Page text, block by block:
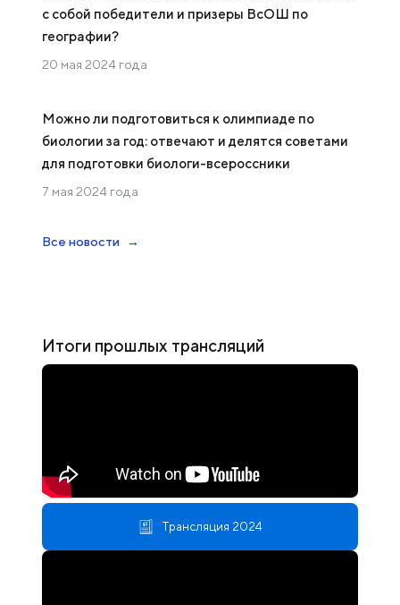
с собой победители и призеры ВсОШ по
географии?
20 мая 2024 года
Можно ли подготовиться к олимпиаде по
биологии за год: отвечают и делятся советами
для подготовки биологи-всероссники
7 мая 2024 года
Все новости
Итоги прошлых трансляций
Трансляция 2024